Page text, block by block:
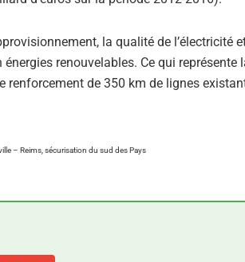
la qualité de l’électricité
renouvelables. Ce qui représente
de 350 km de lignes
– Reims, sécurisation du sud des Pays